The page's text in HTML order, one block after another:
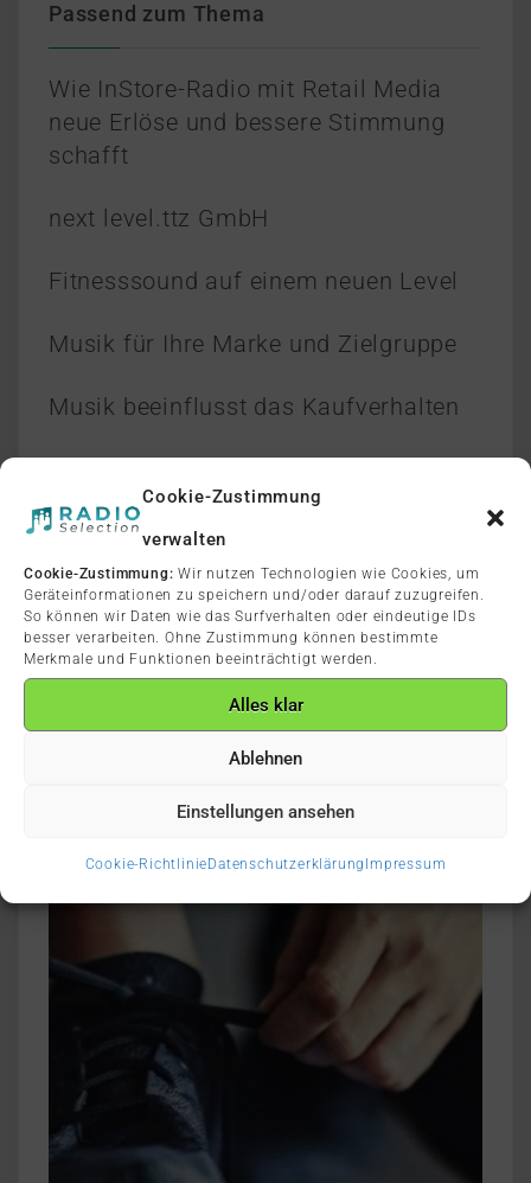
Cookie-Zustimmung
verwalten
Cookie-Zustimmung:Wir nutzen Technologien wie Cookies, um
Geräteinformationen zu speichern und/oder darauf zuzugreifen.
So können wir Daten wie das Surfverhalten oder eindeutige IDs
besser verarbeiten. Ohne Zustimmung können bestimmte
Merkmale und Funktionen beeinträchtigt werden.
Alles klar
Ablehnen
Einstellungen ansehen
Cookie-RichtlinieDatenschutzerklärung Impressum
Passend zum Thema
Wie InStore-Radio mit Retail Media
neue Erlöse und bessere Stimmung
schafft
next level.ttz GmbH
Fitnesssound auf einem neuen Level
Musik für Ihre Marke und Zielgruppe
Musik beeinflusst das Kaufverhalten